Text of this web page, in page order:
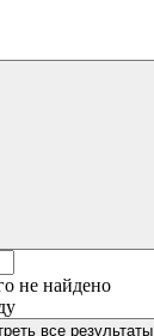
не найдено
все результаты